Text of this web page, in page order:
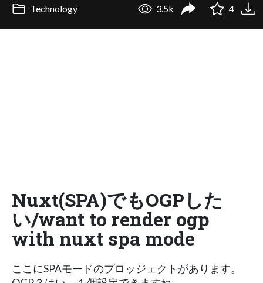
Technology 3.5k 4
Nuxt(SPA)でもOGPした
い/want to render ogp
with nuxt spa mode
ここにSPAモードのプロッジェクトがあります。